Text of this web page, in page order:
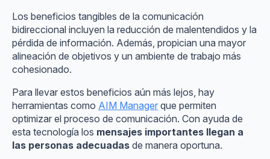
Los beneficios tangibles de la comunicación
bidireccional incluyen la reducción de malentendidos y la
pérdida de información. Además, propician una mayor
alineación de objetivos y un ambiente de trabajo más
cohesionado.
Para llevar estos beneficios aún más lejos, hay
herramientas como AIM Manager que permiten
optimizar el proceso de comunicación. Con ayuda de
esta tecnología los mensajes importantes llegan a
las personas adecuadas de manera oportuna.